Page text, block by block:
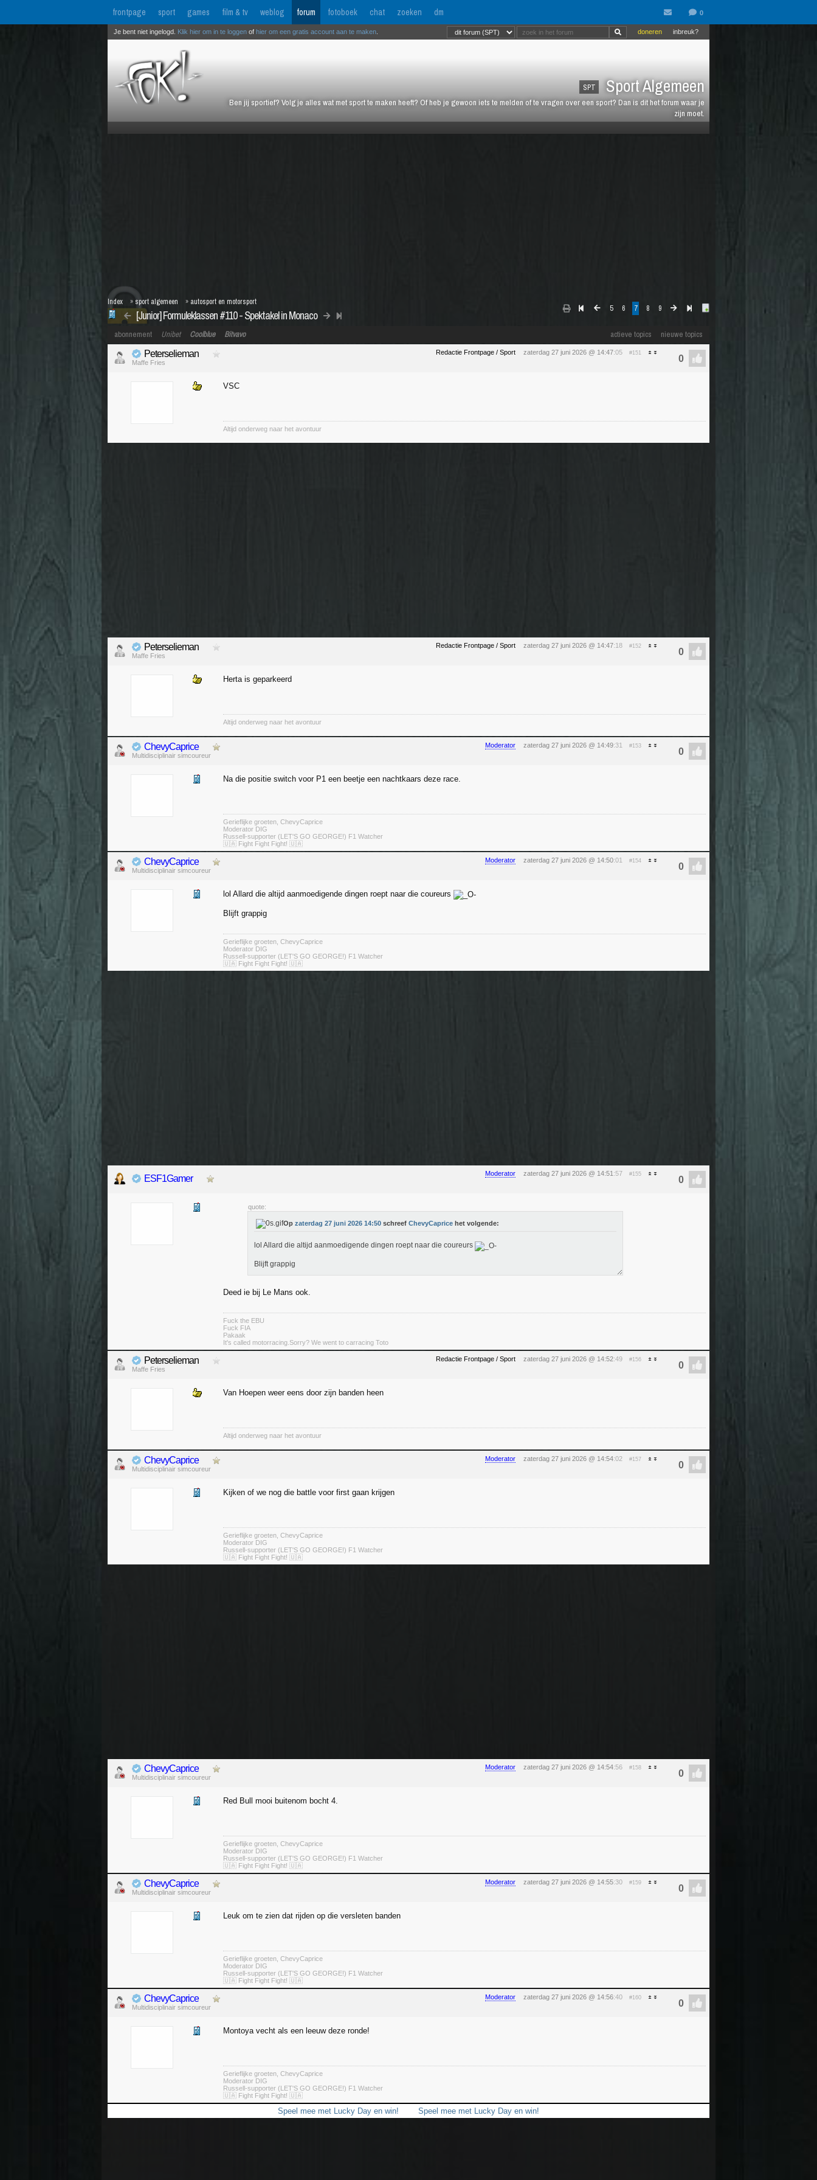
frontpage sport games film & tv weblog forum fotoboek chat zoeken dm
SPT Sport Algemeen
Ben jij sportief? Volg je alles wat met sport te maken heeft? Of heb je gewoon iets te melden of te vragen over een sport? Dan is dit het forum waar je
zijn moet.
inbreuk?
doneren
Je bent niet ingelogd. Klik hier om in te loggen of hier om een gratis account aan te maken
5 6 7 8 9
[Junior] Formuleklassen #110 - Spektakel in Monaco
Index » sport algemeen » autosport en motorsport
actieve topics nieuwe topics
abonnement Unibet Coolblue Bitvavo
Redactie Frontpage / Sport zaterdag 27 juni 2026 @ 14:47:05 #151
Peterselieman
Maffe Fries
VSC
Altijd onderweg naar het avontuur
Redactie Frontpage / Sport zaterdag 27 juni 2026 @ 14:47:18 #152
Peterselieman
Maffe Fries
Herta is geparkeerd
Altijd onderweg naar het avontuur
Moderator zaterdag 27 juni 2026 @ 14:49:31 #153
ChevyCaprice
Multidisciplinair simcoureur
Na die positie switch voor P1 een beetje een nachtkaars deze race.
Gerieflijke groeten, ChevyCaprice
Moderator DIG
Russell-supporter (LET'S GO GEORGE!) F1 Watcher
🇺🇦 Fight Fight Fight! 🇺🇦
Moderator zaterdag 27 juni 2026 @ 14:50:01 #154
ChevyCaprice
Multidisciplinair simcoureur
lol Allard die altijd aanmoedigende dingen roept naar die coureurs
Blijft grappig
Gerieflijke groeten, ChevyCaprice
Moderator DIG
Russell-supporter (LET'S GO GEORGE!) F1 Watcher
🇺🇦 Fight Fight Fight! 🇺🇦
Moderator zaterdag 27 juni 2026 @ 14:51 :57 #155
ESF1Gamer
quote:
Op zaterdag 27 juni 2026 14:50 schreef ChevyCaprice het volgende:
lol Allard die altijd aanmoedigende dingen roept naar die coureurs
Blijft grappig
Deed ie bij Le Mans ook.
Fuck the EBU
Fuck FIA
Pakaak
It's called motorracing.Sorry? We went to carracing Toto
Redactie Frontpage / Sport zaterdag 27 juni 2026 @ 14:52:49 #156
Peterselieman
Maffe Fries
Van Hoepen weer eens door zijn banden heen
Altijd onderweg naar het avontuur
Moderator zaterdag 27 juni 2026 @ 14:54:02 #157
ChevyCaprice
Multidisciplinair simcoureur
Kijken of we nog die battle voor first gaan krijgen
Gerieflijke groeten, ChevyCaprice
Moderator DIG
Russell-supporter (LET'S GO GEORGE!) F1 Watcher
🇺🇦 Fight Fight Fight! 🇺🇦
Moderator zaterdag 27 juni 2026 @ 14:54:56 #158
ChevyCaprice
Multidisciplinair simcoureur
Red Bull mooi buitenom bocht 4.
Gerieflijke groeten, ChevyCaprice
Moderator DIG
Russell-supporter (LET'S GO GEORGE!) F1 Watcher
🇺🇦 Fight Fight Fight! 🇺🇦
Moderator zaterdag 27 juni 2026 @ 14:55:30 #159
ChevyCaprice
Multidisciplinair simcoureur
Leuk om te zien dat rijden op die versleten banden
Gerieflijke groeten, ChevyCaprice
Moderator DIG
Russell-supporter (LET'S GO GEORGE!) F1 Watcher
🇺🇦 Fight Fight Fight! 🇺🇦
Moderator zaterdag 27 juni 2026 @ 14:56:40 #160
ChevyCaprice
Multidisciplinair simcoureur
Montoya vecht als een leeuw deze ronde!
Gerieflijke groeten, ChevyCaprice
Moderator DIG
Russell-supporter (LET'S GO GEORGE!) F1 Watcher
🇺🇦 Fight Fight Fight! 🇺🇦
Speel mee met Lucky Day en win! Speel mee met Lucky Day en win!